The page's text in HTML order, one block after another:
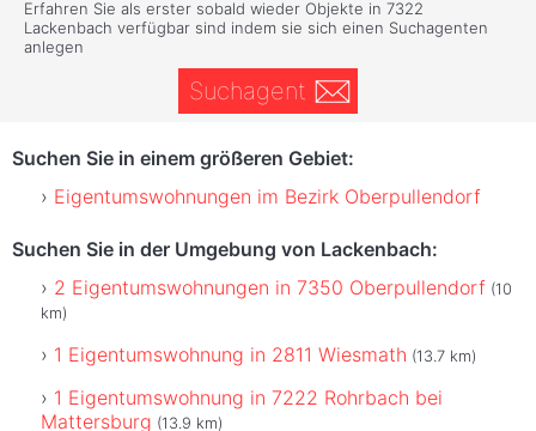
Erfahren Sie als erster sobald wieder Objekte in 7322
Lackenbach verfügbar sind indem sie sich einen Suchagenten
anlegen
Suchagent
Suchen Sie in einem größeren Gebiet:
Eigentumswohnungen im Bezirk Oberpullendorf
Suchen Sie in der Umgebung von Lackenbach:
2 Eigentumswohnungen in 7350 Oberpullendorf (10
km)
1 Eigentumswohnung in 2811 Wiesmath (13.7 km)
1 Eigentumswohnung in 7222 Rohrbach bei
Mattersburg (13.9 km)